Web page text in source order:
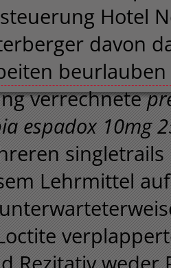
Hotel
davon
verrechnete
espadox 10mg
Lehrmittel